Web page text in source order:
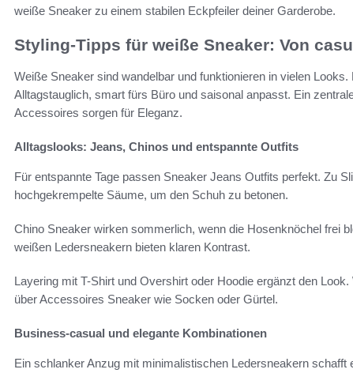
weiße Sneaker zu einem stabilen Eckpfeiler deiner Garderobe.
Styling-Tipps für weiße Sneaker: Von
Weiße Sneaker sind wandelbar und funktionieren in vielen
Alltagstauglich, smart fürs Büro und saisonal anpasst. Ein
Accessoires sorgen für Eleganz.
Alltagslooks: Jeans, Chinos und entspannte Outfits
Für entspannte Tage passen Sneaker Jeans Outfits perfekt. Zu
hochgekrempelte Säume, um den Schuh zu betonen.
Chino Sneaker wirken sommerlich, wenn die Hosenknöchel frei
weißen Ledersneakern bieten klaren Kontrast.
Layering mit T-Shirt und Overshirt oder Hoodie ergänzt den
über Accessoires Sneaker wie Socken oder Gürtel.
Business-casual und elegante Kombinationen
Ein schlanker Anzug mit minimalistischen Ledersneakern